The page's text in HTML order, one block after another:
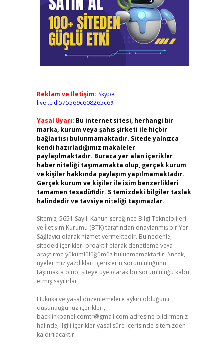
Reklam ve İletişim: Skype:
live:.cid.575569c608265c69
Yasal Uyarı: Bu internet sitesi, herhangi bir
marka, kurum veya şahıs şirketi ile hiçbir
bağlantısı bulunmamaktadır. Sitede yalnızca
kendi hazırladığımız makaleler
paylaşılmaktadır. Burada yer alan içerikler
haber niteliği taşımamakta olup, gerçek kurum
ve kişiler hakkında paylaşım yapılmamaktadır.
Gerçek kurum ve kişiler ile isim benzerlikleri
tamamen tesadüfidir. Sitemizdeki bilgiler taslak
halindedir ve tavsiye niteliği taşımazlar.
Sitemiz, 5651 Sayılı Kanun gereğince Bilgi Teknolojileri
ve İletişim Kurumu (BTK) tarafından onaylanmış bir Yer
Sağlayıcı olarak hizmet vermektedir. Bu nedenle,
sitedeki içerikleri proaktif olarak denetleme veya
araştırma yükümlülüğümüz bulunmamaktadır. Ancak,
üyelerimiz yazdıkları içeriklerin sorumluluğunu
taşımakta olup, siteye üye olarak bu sorumluluğu kabul
etmiş sayılırlar.
Hukuka ve yasal düzenlemelere aykırı olduğunu
düşündüğünüz içerikleri,
backlinkpanelicomtr@gmail.com adresine bildirmeniz
halinde, ilgili içerikler yasal süre içerisinde sitemizden
kaldırılacaktır.